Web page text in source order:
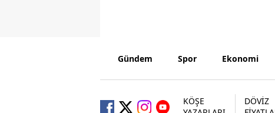
Gündem Spor Ekonomi
KÖŞE
DÖVİZ